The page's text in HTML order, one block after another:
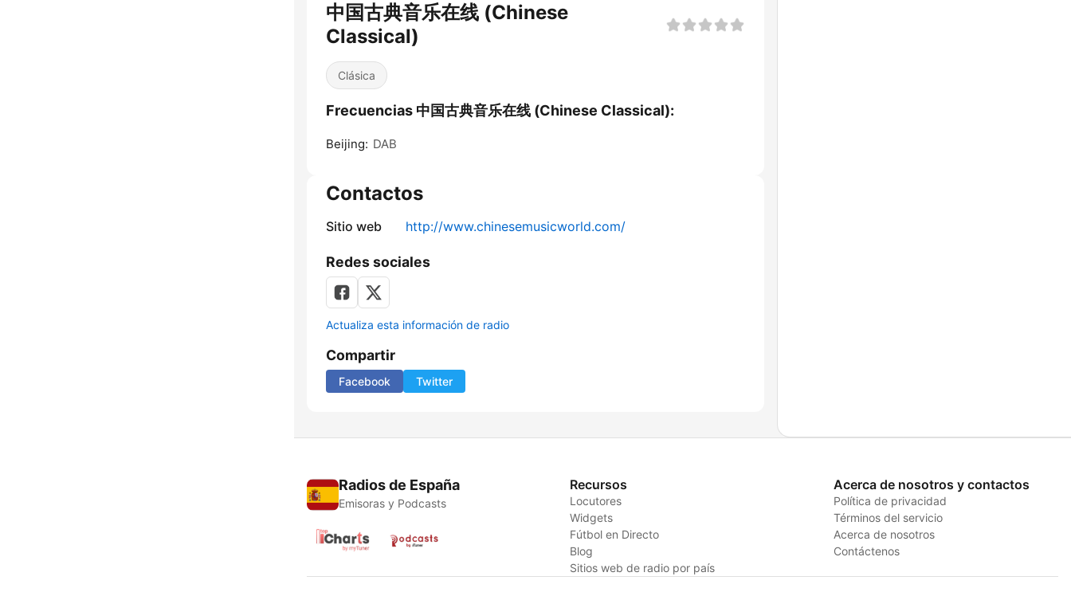
中国古典音乐在线 (Chinese
Classical)
Clásica
Frecuencias 中国古典音乐在线 (Chinese Classical):
Beijing: DAB
Contactos
Sitio web http://www.chinesemusicworld.com/
Redes sociales
Actualiza esta información de radio
Compartir
Facebook Twitter
Radios de España
Emisoras y Podcasts
Recursos
Locutores
Widgets
Fútbol en Directo
Blog
Sitios web de radio por país
Acerca de nosotros y contactos
Política de privacidad
Términos del servicio
Acerca de nosotros
Contáctenos